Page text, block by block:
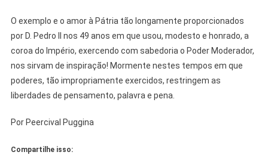
O exemplo e o amor à Pátria tão longamente proporcionados
por D. Pedro II nos 49 anos em que usou, modesto e honrado, a
coroa do Império, exercendo com sabedoria o Poder Moderador,
nos sirvam de inspiração! Mormente nestes tempos em que
poderes, tão impropriamente exercidos, restringem as
liberdades de pensamento, palavra e pena.
Por Peercival Puggina
Compartilhe isso: